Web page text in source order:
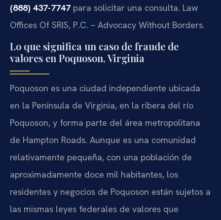
(888) 437-7747 para solicitar una consulta. Law
Offices Of SRIS, P.C. – Advocacy Without Borders.
Lo que significa un caso de fraude de
valores en Poquoson, Virginia
Poquoson es una ciudad independiente ubicada
en la Península de Virginia, en la ribera del río
Poquoson, y forma parte del área metropolitana
de Hampton Roads. Aunque es una comunidad
relativamente pequeña, con una población de
aproximadamente doce mil habitantes, los
residentes y negocios de Poquoson están sujetos a
las mismas leyes federales de valores que